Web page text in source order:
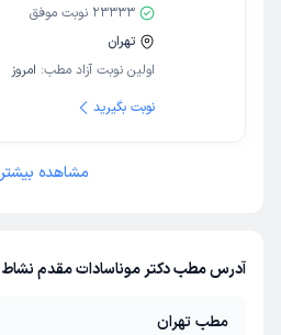
23333 نوبت موفق
تهران
اولین نوبت آزاد مطب: امروز
نوبت بگیرید
مشاهده بیشتر
آدرس مطب دکتر موناسادات مقدم نشاط
مطب تهران